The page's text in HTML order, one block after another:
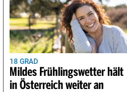
18 GRAD
Mildes Frühlingswetter hält
in Österreich weiter an